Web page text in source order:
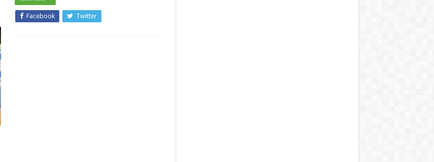
Facebook Twitter